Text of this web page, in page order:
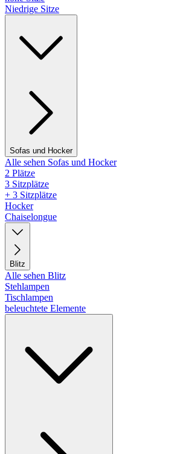
Niedrige Sitze
Sofas und Hocker
Alle sehen Sofas und Hocker
2 Plätze
3 Sitzplätze
+ 3 Sitzplätze
Hocker
Chaiselongue
Blitz
Alle sehen Blitz
Stehlampen
Tischlampen
beleuchtete Elemente